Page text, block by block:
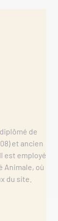
de
et ancien
est employé
Animale, où
du site.